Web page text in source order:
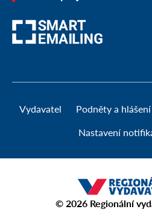
Vydavatel Podněty a
Nastavení
© 2026 Regionální